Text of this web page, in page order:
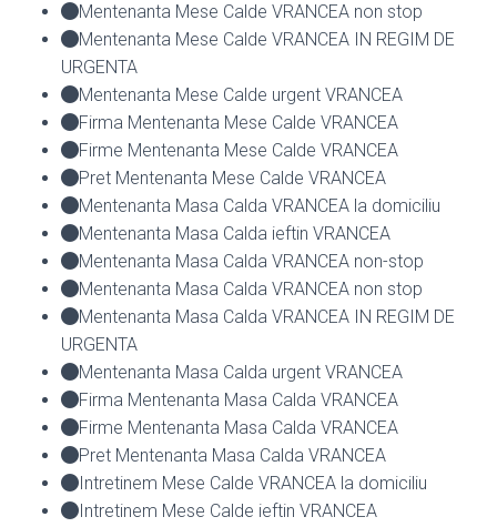
Mentenanta Mese Calde VRANCEA non stop
Mentenanta Mese Calde VRANCEA IN REGIM DE
URGENTA
Mentenanta Mese Calde urgent VRANCEA
Firma Mentenanta Mese Calde VRANCEA
Firme Mentenanta Mese Calde VRANCEA
Pret Mentenanta Mese Calde VRANCEA
Mentenanta Masa Calda VRANCEA la domiciliu
Mentenanta Masa Calda ieftin VRANCEA
Mentenanta Masa Calda VRANCEA non-stop
Mentenanta Masa Calda VRANCEA non stop
Mentenanta Masa Calda VRANCEA IN REGIM DE
URGENTA
Mentenanta Masa Calda urgent VRANCEA
Firma Mentenanta Masa Calda VRANCEA
Firme Mentenanta Masa Calda VRANCEA
Pret Mentenanta Masa Calda VRANCEA
Intretinem Mese Calde VRANCEA la domiciliu
Intretinem Mese Calde ieftin VRANCEA